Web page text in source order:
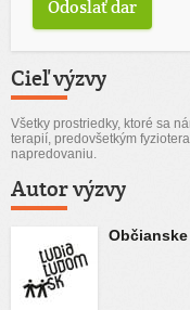
Cieľ výzvy
Všetky prostriedky, ktoré sa
terapií, predovšetkým
napredovaniu.
Autor výzvy